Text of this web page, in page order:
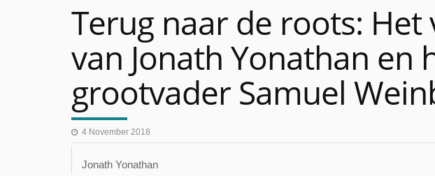
Terug naar de roots: Het
van Jonath Yonathan en
grootvader Samuel
4 November 2018
Jonath Yonathan